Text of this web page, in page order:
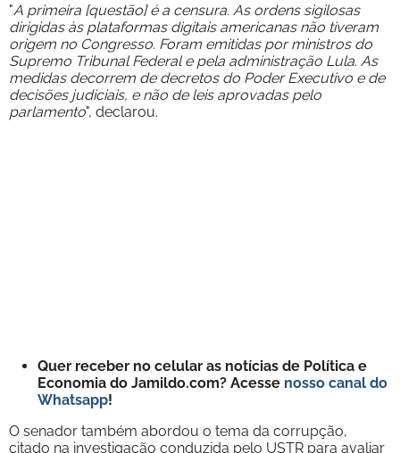
"A primeira [questão] é a censura. As ordens sigilosas
dirigidas às plataformas digitais americanas não tiveram
origem no Congresso. Foram emitidas por ministros do
Supremo Tribunal Federal e pela administração Lula. As
medidas decorrem de decretos do Poder Executivo e de
decisões judiciais, e não de leis aprovadas pelo
parlamento", declarou.
Quer receber no celular as notícias de Política e
Economia do Jamildo.com? Acesse nosso canal do
Whatsapp!
O senador também abordou o tema da corrupção,
citado na investigação conduzida pelo USTR para avaliar